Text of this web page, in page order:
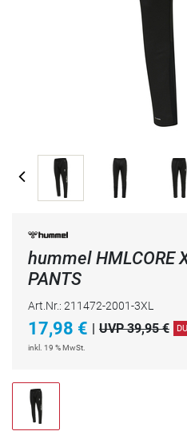
hummel HMLCORE
PANTS
Art.Nr.: 211472-2001-3XL
17,98 € | UVP 39,95 €
inkl. 19 % MwSt.